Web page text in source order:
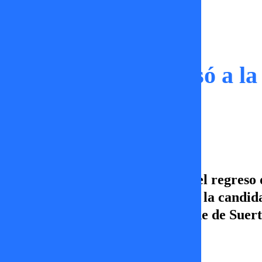
Cata Vallejos regresó a
En Noche de Suerte analizamos el
Universo. Peka Parra defendió a la
portada”. Acompáñanos en Noche de